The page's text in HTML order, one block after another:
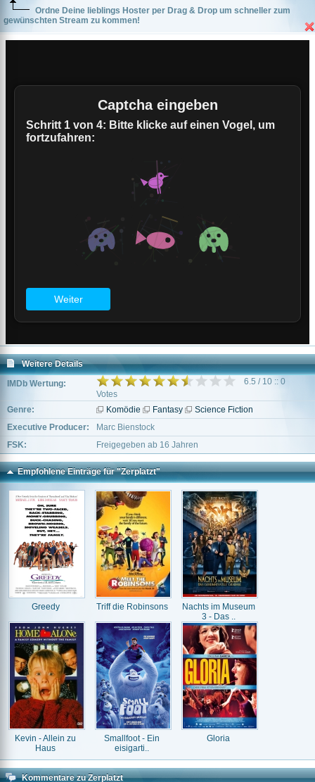
Ordne Deine lieblings Hoster per Drag & Drop um schneller zum
gewünschten Stream zu kommen!
Weitere Details
IMDb Wertung:
6.5 / 10 :: 0
Votes
Genre:
Komödie Fantasy
Science Fiction
Executive Producer:
Marc Bienstock
FSK:
Freigegeben ab 16 Jahren
Empfohlene Einträge für "Zerplatzt"
Greedy Triff die Robinsons
Nachts im Museum
3 - Das ..
Kevin - Allein zu
Haus
Smallfoot - Ein
eisigarti..
Gloria
Kommentare zu Zerplatzt